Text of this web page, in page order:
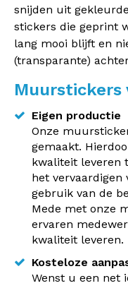
snijden uit
stickers die geprint
lang mooi blijft en
(transparante)
Muurstickers
Eigen productie
Onze
gemaakt.
kwaliteit leveren
het
gebruik van de
Mede met onze
ervaren
kwaliteit leveren.
Kosteloze
Wenst u een net